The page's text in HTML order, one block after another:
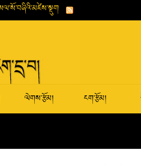
ལེགས་རྩོམ། ངག་རྩོམ།